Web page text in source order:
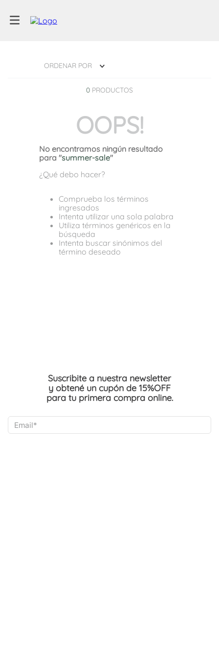
ORDENAR POR
0 PRODUCTOS
OOPS!
No encontramos ningún resultado
para "summer-sale"
¿Qué debo hacer?
Comprueba los términos
ingresados
Intenta utilizar una sola palabra
Utiliza términos genéricos en la
búsqueda
Intenta buscar sinónimos del
término deseado
Suscribite a nuestra newsletter
y obtené un cupón de 15%OFF
para tu primera compra online.